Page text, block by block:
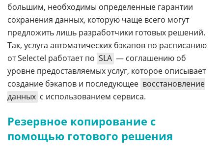
большим, необходимы определенные гарантии
сохранения данных, которую чаще всего могут
предложить лишь разработчики готовых решений.
Так, услуга автоматических бэкапов по расписанию
от Selectel работает по SLA — соглашению об
уровне предоставляемых услуг, которое описывает
создание бэкапов и последующее восстановление
данных с использованием сервиса.
Резервное копирование с
помощью готового решения